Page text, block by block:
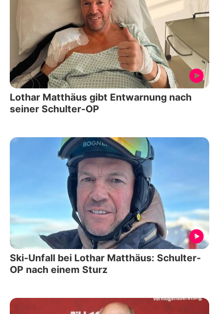
Lothar Matthäus gibt Entwarnung nach
seiner Schulter-OP
Ski-Unfall bei Lothar Matthäus: Schulter-
OP nach einem Sturz